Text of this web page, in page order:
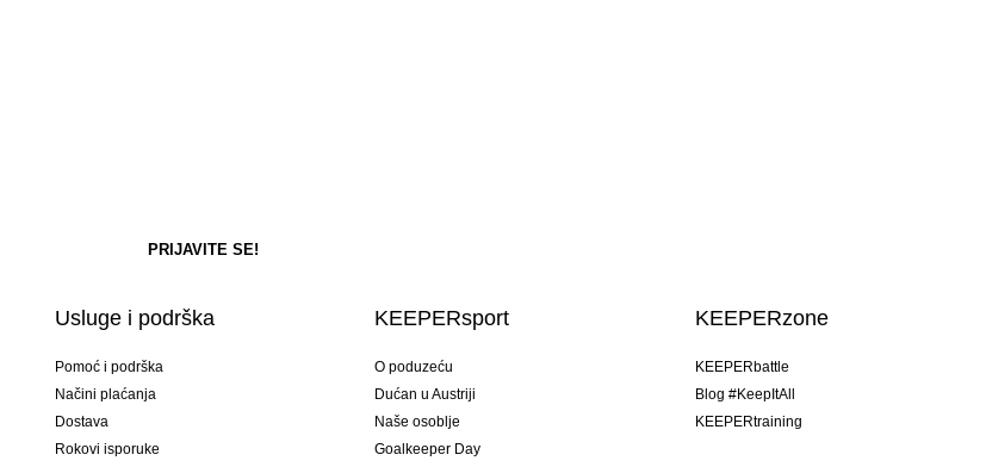
Usluge i podrška
Pomoć i podrška
Načini plaćanja
Dostava
Rokovi isporuke
KEEPERsport
O poduzeću
Dućan u Austriji
Naše osoblje
Goalkeeper Day
KEEPERzone
KEEPERbattle
Blog #KeepItAll
KEEPERtraining